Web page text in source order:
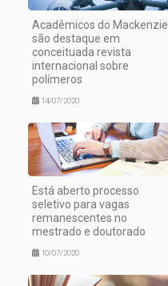
Acadêmicos do Mackenzie
são destaque em
conceituada revista
internacional sobre
polímeros
14/07/2020
Está aberto processo
seletivo para vagas
remanescentes no
mestrado e doutorado
10/07/2020